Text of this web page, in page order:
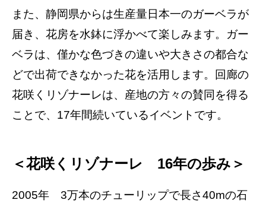
また、静岡県からは生産量日本一のガーベラが
届き、花房を水鉢に浮かべて楽しみます。ガー
ベラは、僅かな色づきの違いや大きさの都合な
どで出荷できなかった花を活用します。回廊の
花咲くリゾナーレは、産地の方々の賛同を得る
ことで、17年間続いているイベントです。
＜花咲くリゾナーレ 16年の歩み＞
2005年 3万本のチューリップで長さ40mの石